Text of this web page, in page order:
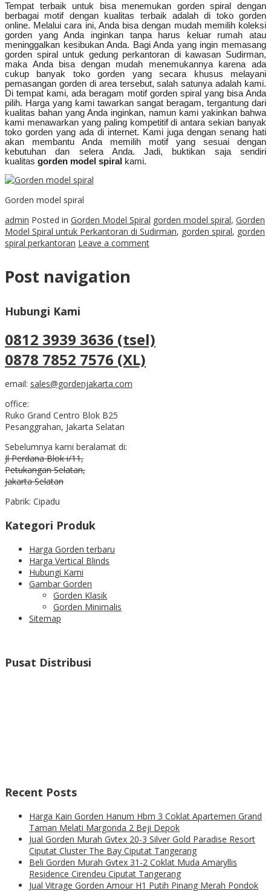
Tempat terbaik untuk bisa menemukan gorden spiral dengan
berbagai motif dengan kualitas terbaik adalah di toko gorden
online. Melalui cara ini, Anda bisa dengan mudah memilih koleksi
gorden yang Anda inginkan tanpa harus keluar rumah atau
meninggalkan kesibukan Anda. Bagi Anda yang ingin memasang
gorden spiral untuk gedung perkantoran di kawasan Sudirman,
maka Anda bisa dengan mudah menemukannya karena ada
cukup banyak toko gorden yang secara khusus melayani
pemasangan gorden di area tersebut, salah satunya adalah kami.
Di tempat kami, ada beragam motif gorden spiral yang bisa Anda
pilih. Harga yang kami tawarkan sangat beragam, tergantung dari
kualitas bahan yang Anda inginkan, namun kami yakinkan bahwa
kami menawarkan yang paling kompetitif di antara sekian banyak
toko gorden yang ada di internet. Kami juga dengan senang hati
akan membantu Anda memilih motif yang sesuai dengan
kebutuhan dan selera Anda. Jadi, buktikan saja sendiri
kualitas gorden model spiral kami.
Gorden model spiral
admin Posted in Gorden Model Spiral gorden model spiral, Gorden
Model Spiral untuk Perkantoran di Sudirman, gorden spiral, gorden
spiral perkantoran Leave a comment
Post navigation
Hubungi Kami
0812 3939 3636 (tsel)
0878 7852 7576 (XL)
email: sales@gordenjakarta.com
office:
Ruko Grand Centro Blok B25
Pesanggrahan, Jakarta Selatan
Sebelumnya kami beralamat di:
Jl Perdana Blok i/11,
Petukangan Selatan,
Jakarta Selatan
Pabrik: Cipadu
Kategori Produk
Harga Gorden terbaru
Harga Vertical Blinds
Hubungi Kami
Gambar Gorden
Gorden Klasik
Gorden Minimalis
Sitemap
Pusat Distribusi
Recent Posts
Harga Kain Gorden Hanum Hbm 3 Coklat Apartemen Grand
Taman Melati Margonda 2 Beji Depok
Jual Gorden Murah Gvtex 20-3 Silver Gold Paradise Resort
Ciputat Cluster The Bay Ciputat Tangerang
Beli Gorden Murah Gvtex 31-2 Coklat Muda Amaryllis
Residence Cirendeu Ciputat Tangerang
Jual Vitrage Gorden Amour H1 Putih Pinang Merah Pondok